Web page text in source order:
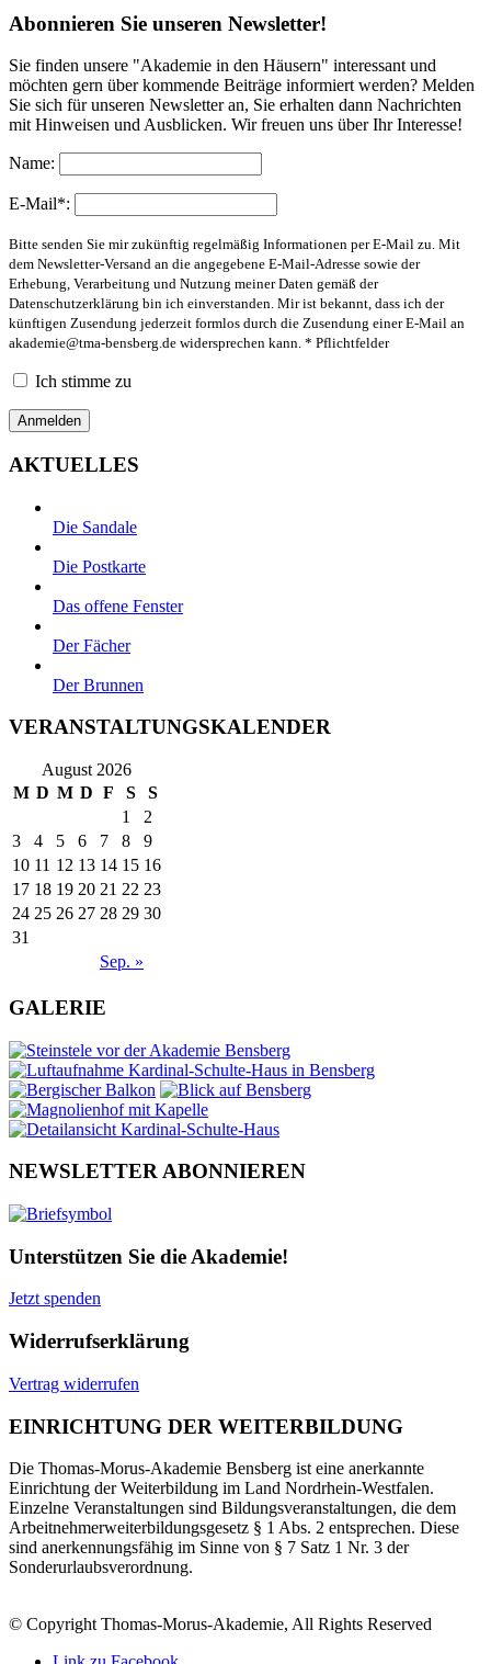
Abonnieren Sie unseren Newsletter!
Sie finden unsere "Akademie in den Häusern" interessant und
möchten gern über kommende Beiträge informiert werden? Melden
Sie sich für unseren Newsletter an, Sie erhalten dann Nachrichten
mit Hinweisen und Ausblicken. Wir freuen uns über Ihr Interesse!
Name:
E-Mail*:
Bitte senden Sie mir zukünftig regelmäßig Informationen per E-Mail zu. Mit
dem Newsletter-Versand an die angegebene E-Mail-Adresse sowie der
Erhebung, Verarbeitung und Nutzung meiner Daten gemäß der
Datenschutzerklärung bin ich einverstanden. Mir ist bekannt, dass ich der
künftigen Zusendung jederzeit formlos durch die Zusendung einer E-Mail an
akademie@tma-bensberg.de widersprechen kann. * Pflichtfelder
Ich stimme zu
AKTUELLES
Die Sandale
Die Postkarte
Das offene Fenster
Der Fächer
Der Brunnen
VERANSTALTUNGSKALENDER
August 2026
M D M D F S S
Sep. »
1
2
3
4 5 6 7 8
9
10 11 12 13 14 15 16
17 18 19 20 21 22 23
24 25 26 27 28 29 30
31
GALERIE
NEWSLETTER ABONNIEREN
Unterstützen Sie die Akademie!
Jetzt spenden
Widerrufserklärung
Vertrag widerrufen
EINRICHTUNG DER WEITERBILDUNG
Die Thomas-Morus-Akademie Bensberg ist eine anerkannte
Einrichtung der Weiterbildung im Land Nordrhein-Westfalen.
Einzelne Veranstaltungen sind Bildungsveranstaltungen, die dem
Arbeitnehmerweiterbildungsgesetz § 1 Abs. 2 entsprechen. Diese
sind anerkennungsfähig im Sinne von § 7 Satz 1 Nr. 3 der
Sonderurlaubsverordnung.
© Copyright Thomas-Morus-Akademie, All Rights Reserved